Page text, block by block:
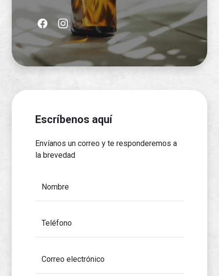
Escríbenos aquí
Envíanos un correo y te responderemos a
la brevedad
Nombre
Teléfono
Correo electrónico